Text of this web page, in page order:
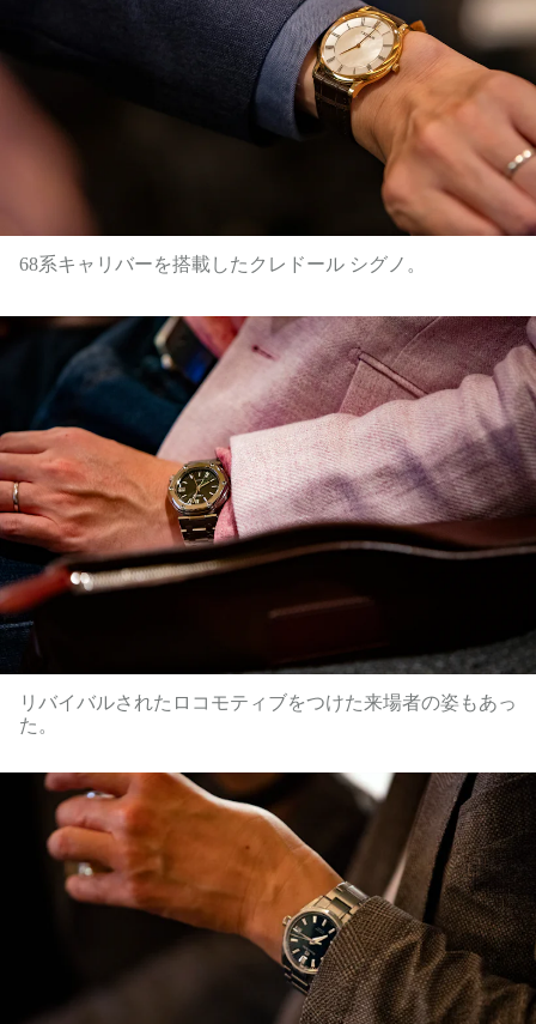
68系キャリバーを搭載したクレドール シグノ。
リバイバルされたロコモティブをつけた来場者の姿もあっ
た。